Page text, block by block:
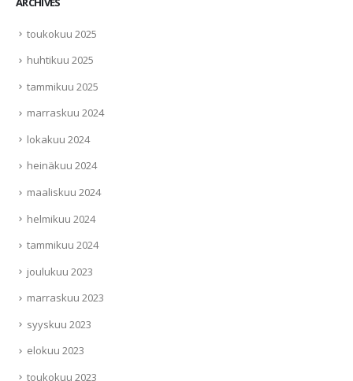
toukokuu 2025
huhtikuu 2025
tammikuu 2025
marraskuu 2024
lokakuu 2024
heinäkuu 2024
maaliskuu 2024
helmikuu 2024
tammikuu 2024
joulukuu 2023
marraskuu 2023
syyskuu 2023
elokuu 2023
toukokuu 2023